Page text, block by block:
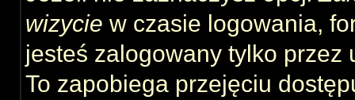
wizycie w czasie logowania,
jesteś zalogowany tylko
To zapobiega przejęciu